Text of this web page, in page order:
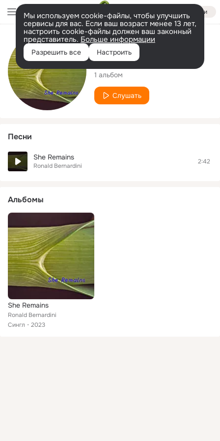
Войти
Мы используем cookie-файлы, чтобы улучшить
сервисы для вас. Если ваш возраст менее 13 лет,
настроить cookie-файлы должен ваш законный
представитель. Больше информации
Разрешить все Настроить
Исполнитель
Ronald Bernardini
1 альбом
Слушать
Песни
She Remains
Ronald Bernardini
2:42
Альбомы
She Remains
Ronald Bernardini
Сингл
2023